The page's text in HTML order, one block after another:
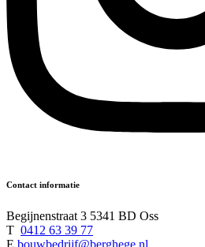
Contact informatie
Begijnenstraat 3 5341 BD Oss
T 0412 63 39 77
E bouwbedrijf@berghege.nl